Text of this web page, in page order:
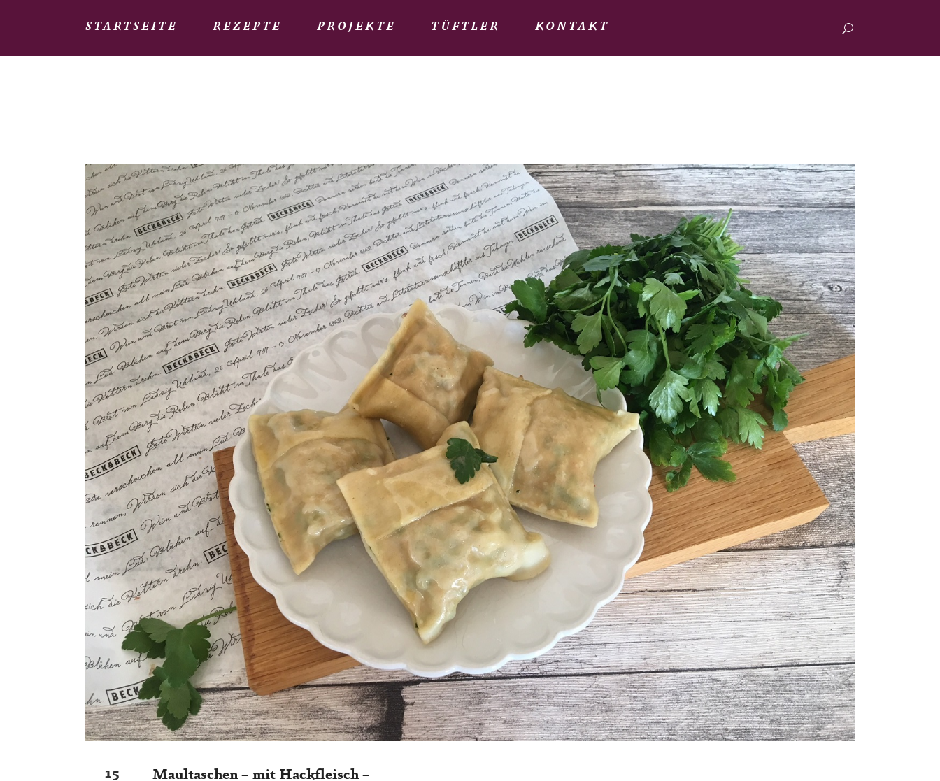
STARTSEITE REZEPTE PROJEKTE TÜFTLER KONTAKT
15 Maultaschen – mit Hackfleisch –